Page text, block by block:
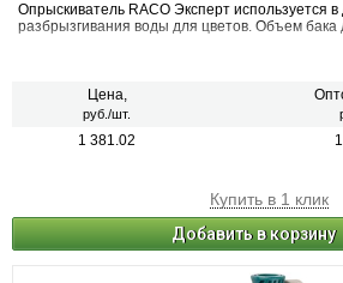
Опрыскиватель RACO Эксперт используется
разбрызгивания воды для цветов. Объем бака
Цена,
руб./шт.
1 381.02
Купить в 1 клик
Добавить в корзину